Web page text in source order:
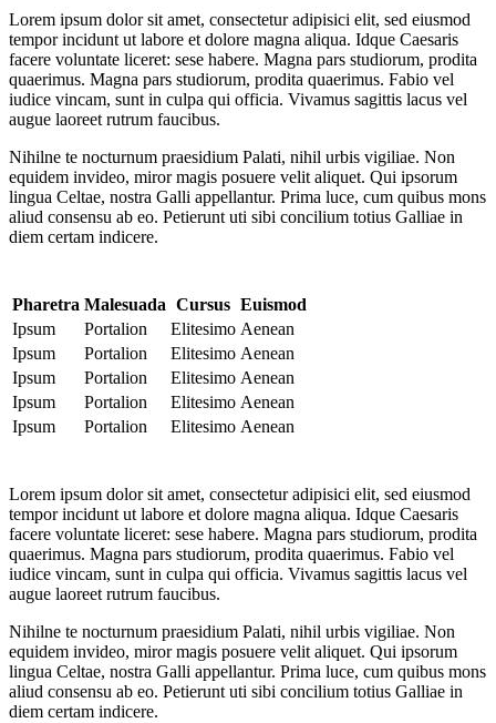
Lorem ipsum dolor sit amet, consectetur adipisici elit, sed eiusmod
tempor incidunt ut labore et dolore magna aliqua. Idque Caesaris
facere voluntate liceret: sese habere. Magna pars studiorum, prodita
quaerimus. Magna pars studiorum, prodita quaerimus. Fabio vel
iudice vincam, sunt in culpa qui officia. Vivamus sagittis lacus vel
augue laoreet rutrum faucibus.
Nihilne te nocturnum praesidium Palati, nihil urbis vigiliae. Non
equidem invideo, miror magis posuere velit aliquet. Qui ipsorum
lingua Celtae, nostra Galli appellantur. Prima luce, cum quibus mons
aliud consensu ab eo. Petierunt uti sibi concilium totius Galliae in
diem certam indicere.
Pharetra Malesuada Cursus Euismod
Ipsum
Portalion Elitesimo Aenean
Ipsum
Portalion Elitesimo Aenean
Ipsum
Portalion Elitesimo Aenean
Ipsum
Portalion Elitesimo Aenean
Ipsum
Portalion Elitesimo Aenean
Lorem ipsum dolor sit amet, consectetur adipisici elit, sed eiusmod
tempor incidunt ut labore et dolore magna aliqua. Idque Caesaris
facere voluntate liceret: sese habere. Magna pars studiorum, prodita
quaerimus. Magna pars studiorum, prodita quaerimus. Fabio vel
iudice vincam, sunt in culpa qui officia. Vivamus sagittis lacus vel
augue laoreet rutrum faucibus.
Nihilne te nocturnum praesidium Palati, nihil urbis vigiliae. Non
equidem invideo, miror magis posuere velit aliquet. Qui ipsorum
lingua Celtae, nostra Galli appellantur. Prima luce, cum quibus mons
aliud consensu ab eo. Petierunt uti sibi concilium totius Galliae in
diem certam indicere.